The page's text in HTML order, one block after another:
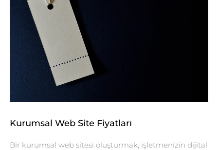
Kurumsal Web Site Fiyatları
Bir kurumsal web sitesi oluşturmak, işletmenizin dijital